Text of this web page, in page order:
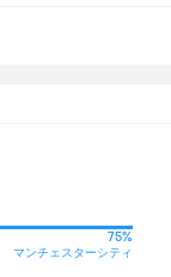
75%
マンチェスターシティ